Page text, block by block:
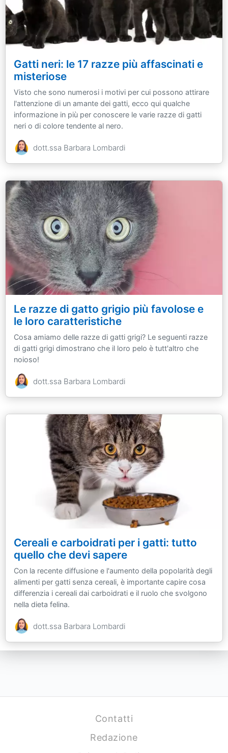
Gatti neri: le 17 razze più affascinati e
misteriose
Visto che sono numerosi i motivi per cui possono attirare
l'attenzione di un amante dei gatti, ecco qui qualche
informazione in più per conoscere le varie razze di gatti
neri o di colore tendente al nero.
dott.ssa Barbara Lombardi
Le razze di gatto grigio più favolose e
le loro caratteristiche
Cosa amiamo delle razze di gatti grigi? Le seguenti razze
di gatti grigi dimostrano che il loro pelo è tutt'altro che
noioso!
dott.ssa Barbara Lombardi
Cereali e carboidrati per i gatti: tutto
quello che devi sapere
Con la recente diffusione e l'aumento della popolarità degli
alimenti per gatti senza cereali, è importante capire cosa
differenzia i cereali dai carboidrati e il ruolo che svolgono
nella dieta felina.
dott.ssa Barbara Lombardi
Contatti
Redazione